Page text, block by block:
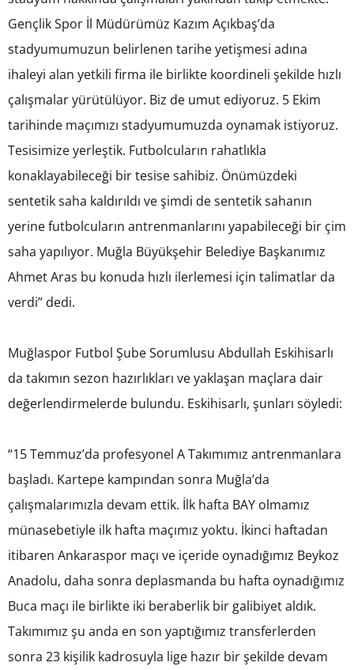
Gençlik Spor İl Müdürümüz Kazım Açıkbaş’da
stadyumumuzun belirlenen tarihe yetişmesi adına
ihaleyi alan yetkili firma ile birlikte koordineli şekilde hızlı
çalışmalar yürütülüyor. Biz de umut ediyoruz. 5 Ekim
tarihinde maçımızı stadyumumuzda oynamak istiyoruz.
Tesisimize yerleştik. Futbolcuların rahatlıkla
konaklayabileceği bir tesise sahibiz. Önümüzdeki
sentetik saha kaldırıldı ve şimdi de sentetik sahanın
yerine futbolcuların antrenmanlarını yapabileceği bir çim
saha yapılıyor. Muğla Büyükşehir Belediye Başkanımız
Ahmet Aras bu konuda hızlı ilerlemesi için talimatlar da
verdi” dedi.
Muğlaspor Futbol Şube Sorumlusu Abdullah Eskihisarlı
da takımın sezon hazırlıkları ve yaklaşan maçlara dair
değerlendirmelerde bulundu. Eskihisarlı, şunları söyledi:
“15 Temmuz’da profesyonel A Takımımız antrenmanlara
başladı. Kartepe kampından sonra Muğla’da
çalışmalarımızla devam ettik. İlk hafta BAY olmamız
münasebetiyle ilk hafta maçımız yoktu. İkinci haftadan
itibaren Ankaraspor maçı ve içeride oynadığımız Beykoz
Anadolu, daha sonra deplasmanda bu hafta oynadığımız
Buca maçı ile birlikte iki beraberlik bir galibiyet aldık.
Takımımız şu anda en son yaptığımız transferlerden
sonra 23 kişilik kadrosuyla lige hazır bir şekilde devam